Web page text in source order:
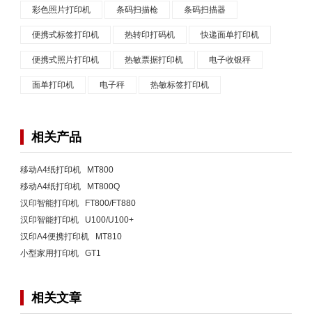
彩色照片打印机 条码扫描枪 条码扫描器
便携式标签打印机 热转印打码机 快递面单打印机
便携式照片打印机 热敏票据打印机 电子收银秤
面单打印机 电子秤 热敏标签打印机
相关产品
移动A4纸打印机 MT800
移动A4纸打印机 MT800Q
汉印智能打印机 FT800/FT880
汉印智能打印机 U100/U100+
汉印A4便携打印机 MT810
小型家用打印机 GT1
相关文章